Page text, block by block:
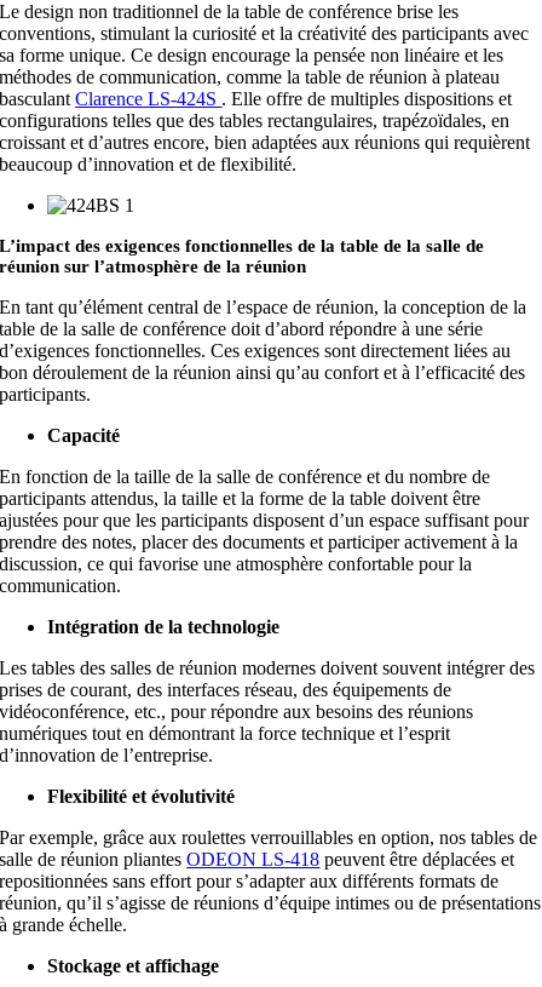
Le design non traditionnel de la table de conférence brise les
conventions, stimulant la curiosité et la créativité des participants avec
sa forme unique. Ce design encourage la pensée non linéaire et les
méthodes de communication, comme la table de réunion à plateau
basculantClarence LS-424S . Elle offre de multiples dispositions et
configurations telles que des tables rectangulaires, trapézoïdales, en
croissant et d’autres encore, bien adaptées aux réunions qui requièrent
beaucoup d’innovation et de flexibilité.
L’impact des exigences fonctionnelles de la table de la salle de
réunion sur l’atmosphère de la réunion
En tant qu’élément central de l’espace de réunion, la conception de la
table de la salle de conférence doit d’abord répondre à une série
d’exigences fonctionnelles. Ces exigences sont directement liées au
bon déroulement de la réunion ainsi qu’au confort et à l’efficacité des
participants.
Capacité
En fonction de la taille de la salle de conférence et du nombre de
participants attendus, la taille et la forme de la table doivent être
ajustées pour que les participants disposent d’un espace suffisant pour
prendre des notes, placer des documents et participer activement à la
discussion, ce qui favorise une atmosphère confortable pour la
communication.
Intégration de la technologie
Les tables des salles de réunion modernes doivent souvent intégrer des
prises de courant, des interfaces réseau, des équipements de
vidéoconférence, etc., pour répondre aux besoins des réunions
numériques tout en démontrant la force technique et l’esprit
d’innovation de l’entreprise.
Flexibilité et évolutivité
Par exemple, grâce aux roulettes verrouillables en option, nos tables de
salle de réunion pliantesODEON LS-418 peuvent être déplacées et
repositionnées sans effort pour s’adapter aux différents formats de
réunion, qu’il s’agisse de réunions d’équipe intimes ou de présentations
à grande échelle.
Stockage et affichage